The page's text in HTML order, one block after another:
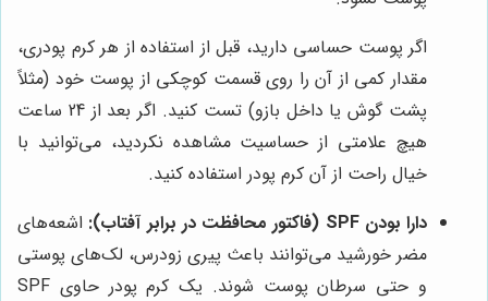
اگر پوست حساسی دارید، قبل از استفاده از هر کرم پودری،
مقدار کمی از آن را روی قسمت کوچکی از پوست خود (مثلاً
پشت گوش یا داخل بازو) تست کنید. اگر بعد از 24 ساعت
هیچ علامتی از حساسیت مشاهده نکردید، می‌توانید با
خیال راحت از آن کرم پودر استفاده کنید.
دارا بودن SPF (فاکتور محافظت در برابر آفتاب):
اشعه‌های
مضر خورشید می‌توانند باعث پیری زودرس، لک‌های پوستی
و حتی سرطان پوست شوند. یک کرم پودر حاوی SPF